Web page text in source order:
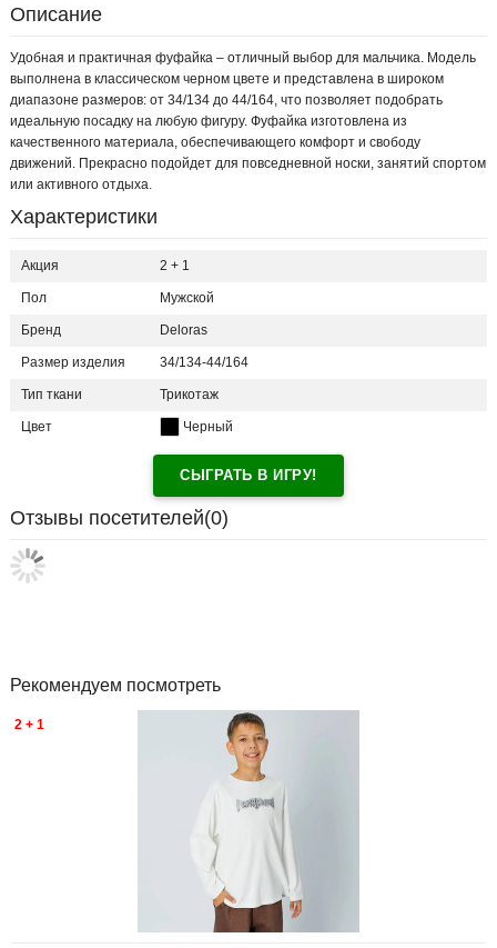
Описание
Удобная и практичная фуфайка – отличный выбор для мальчика. Модель
выполнена в классическом черном цвете и представлена в широком
диапазоне размеров: от 34/134 до 44/164, что позволяет подобрать
идеальную посадку на любую фигуру. Фуфайка изготовлена из
качественного материала, обеспечивающего комфорт и свободу
движений. Прекрасно подойдет для повседневной носки, занятий спортом
или активного отдыха.
Характеристики
Акция 2 + 1
Пол Мужской
Бренд Deloras
Размер изделия 34/134-44/164
Тип ткани Трикотаж
Цвет Черный
СЫГРАТЬ В ИГРУ!
Отзывы посетителей(0)
Рекомендуем посмотреть
2 + 1